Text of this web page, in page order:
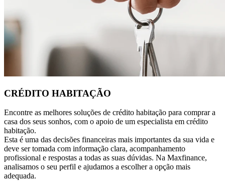
CRÉDITO HABITAÇÃO
Encontre as melhores soluções de crédito habitação para comprar a
casa dos seus sonhos, com o apoio de um especialista em crédito
habitação.
Esta é uma das decisões financeiras mais importantes da sua vida e
deve ser tomada com informação clara, acompanhamento
profissional e respostas a todas as suas dúvidas. Na Maxfinance,
analisamos o seu perfil e ajudamos a escolher a opção mais
adequada.